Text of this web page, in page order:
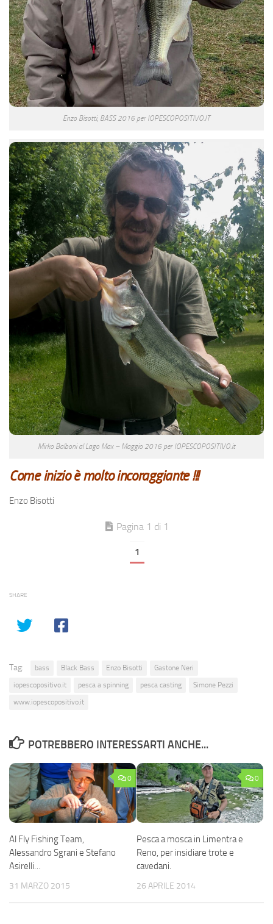
Enzo Bisotti, BASS 2016 per IOPESCOPOSITIVO.IT
Mirko Balboni al Lago Max – Maggio 2016 per IOPESCOPOSITIVO.it
Come inizio è molto incoraggiante !!!
Enzo Bisotti
Pagina 1 di 1
1
SHARE
Tag: bass Black Bass Enzo Bisotti
Gastone Neri
iopescopositivo.it
pesca a spinning pesca casting
Simone Pezzi
www.iopescopositivo.it
POTREBBERO INTERESSARTI ANCHE...
0
Al Fly Fishing Team,
Alessandro Sgrani e Stefano
Asirelli…
31 MARZO 2015
0
Pesca a mosca in Limentra e
Reno, per insidiare trote e
cavedani.
26 APRILE 2014